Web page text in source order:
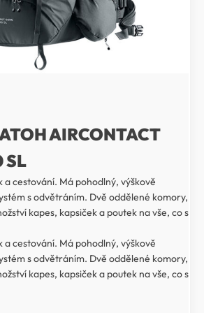
AIRCONTACT
SL
a cestování. Má pohodlný, výškově
s odvětráním. Dvě oddělené komory,
kapes, kapsiček a poutek na vše, co s
a cestování. Má pohodlný, výškově
s odvětráním. Dvě oddělené komory,
kapes, kapsiček a poutek na vše, co s